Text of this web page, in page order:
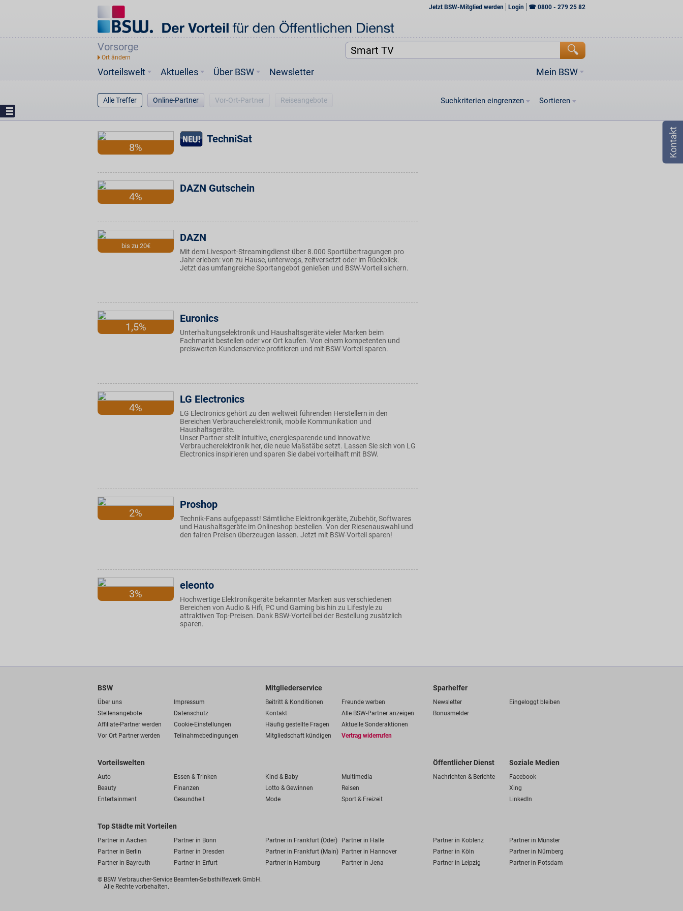
Jetzt BSW-Mitglied werden Login ☎ 0800 - 279 25 82
Vorsorge
Vorteilswelt Mein BSW
Aktuelles Über BSW Newsletter
Alle Treffer Online-Partner Vor-Ort-Partner Reiseangebote Suchkriterien eingrenzen Sortieren
8%
TechniSat
4%
DAZN Gutschein
bis zu 20€
DAZN
Mit dem Livesport-Streamingdienst über 8.000 Sportübertragungen pro
Jahr erleben: von zu Hause, unterwegs, zeitversetzt oder im Rückblick.
Jetzt das umfangreiche Sportangebot genießen und BSW-Vorteil sichern.
1,5%
Euronics
Unterhaltungselektronik und Haushaltsgeräte vieler Marken beim
Fachmarkt bestellen oder vor Ort kaufen. Von einem kompetenten und
preiswerten Kundenservice profitieren und mit BSW-Vorteil sparen.
4%
LG Electronics
LG Electronics gehört zu den weltweit führenden Herstellern in den
Bereichen Verbraucherelektronik, mobile Kommunikation und
Haushaltsgeräte.
Unser Partner stellt intuitive, energiesparende und innovative
Verbraucherelektronik her, die neue Maßstäbe setzt. Lassen Sie sich von LG
Electronics inspirieren und sparen Sie dabei vorteilhaft mit BSW.
2%
Proshop
Technik-Fans aufgepasst! Sämtliche Elektronikgeräte, Zubehör, Softwares
und Haushaltsgeräte im Onlineshop bestellen. Von der Riesenauswahl und
den fairen Preisen überzeugen lassen. Jetzt mit BSW-Vorteil sparen!
3%
eleonto
Hochwertige Elektronikgeräte bekannter Marken aus verschiedenen
Bereichen von Audio & Hifi, PC und Gaming bis hin zu Lifestyle zu
attraktiven Top-Preisen. Dank BSW-Vorteil bei der Bestellung zusätzlich
sparen.
BSW
Über uns
Impressum
Stellenangebote
Datenschutz
Affiliate-Partner werden
Cookie-Einstellungen
Vor Ort Partner werden
Teilnahmebedingungen
Mitgliederservice
Beitritt & Konditionen
Freunde werben
Kontakt
Alle BSW-Partner anzeigen
Häufig gestellte Fragen
Aktuelle Sonderaktionen
Mitgliedschaft kündigen
Vertrag widerrufen
Sparhelfer
Newsletter
Eingeloggt bleiben
Bonusmelder
Vorteilswelten
Auto Essen & Trinken Kind & Baby
Multimedia
Beauty
Finanzen Lotto & Gewinnen
Reisen
Entertainment
Gesundheit Mode Sport & Freizeit
Öffentlicher Dienst
Nachrichten & Berichte
Soziale Medien
Facebook
Xing
LinkedIn
Top Städte mit Vorteilen
Partner in Aachen Partner in Bonn Partner in Frankfurt (Oder) Partner in Halle Partner in Koblenz
Partner in Münster
Partner in Berlin
Partner in Dresden Partner in Frankfurt (Main) Partner in Hannover Partner in Köln
Partner in Nürnberg
Partner in Bayreuth
Partner in Erfurt Partner in Hamburg Partner in Jena Partner in Leipzig Partner in Potsdam
© BSW Verbraucher-Service Beamten-Selbsthilfewerk GmbH.
Alle Rechte vorbehalten.